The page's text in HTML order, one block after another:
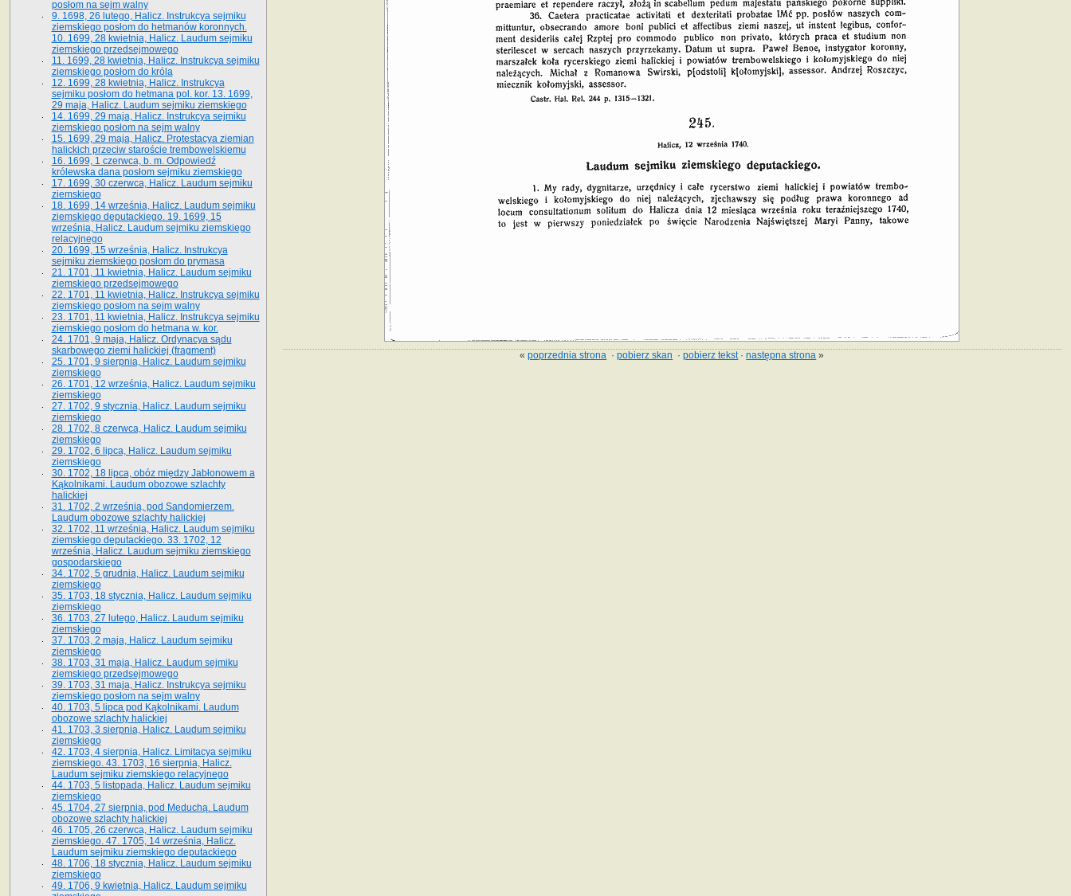
«poprzednia strona ·pobierz skan ·pobierz tekst·następna strona »
posłom na sejm walny
9. 1698, 26 lutego, Halicz. Instrukcya sejmiku
ziemskiego posłom do hetmanów koronnych.
10. 1699, 28 kwietnia, Halicz. Laudum sejmiku
ziemskiego przedsejmowego
11. 1699, 28 kwietnia, Halicz. Instrukcya sejmiku
ziemskiego posłom do króla
12. 1699, 28 kwietnia, Halicz. Instrukcya
sejmiku posłom do hetmana pol. kor. 13. 1699,
29 maja, Halicz. Laudum sejmiku ziemskiego
14. 1699, 29 maja, Halicz. Instrukcya sejmiku
ziemskiego posłom na sejm walny
15. 1699, 29 maja, Halicz. Protestacya ziemian
halickich przeciw staroście trembowelskiemu
16. 1699, 1 czerwca, b. m. Odpowiedź
królewska dana posłom sejmiku ziemskiego
17. 1699, 30 czerwca, Halicz. Laudum sejmiku
ziemskiego
18. 1699, 14 września, Halicz. Laudum sejmiku
ziemskiego deputackiego. 19. 1699, 15
września, Halicz. Laudum sejmiku ziemskiego
relacyjnego
20. 1699, 15 września, Halicz. Instrukcya
sejmiku ziemskiego posłom do prymasa
21. 1701, 11 kwietnia, Halicz. Laudum sejmiku
ziemskiego przedsejmowego
22. 1701, 11 kwietnia, Halicz. Instrukcya sejmiku
ziemskiego posłom na sejm walny
23. 1701, 11 kwietnia, Halicz. Instrukcya sejmiku
ziemskiego posłom do hetmana w. kor.
24. 1701, 9 maja, Halicz. Ordynacya sądu
skarbowego ziemi halickiej (fragment)
25. 1701, 9 sierpnia, Halicz. Laudum sejmiku
ziemskiego
26. 1701, 12 września, Halicz. Laudum sejmiku
ziemskiego
27. 1702, 9 stycznia, Halicz. Laudum sejmiku
ziemskiego
28. 1702, 8 czerwca, Halicz. Laudum sejmiku
ziemskiego
29. 1702, 6 lipca, Halicz. Laudum sejmiku
ziemskiego
30. 1702, 18 lipca, obóz między Jabłonowem a
Kąkolnikami. Laudum obozowe szlachty
halickiej
31. 1702, 2 września, pod Sandomierzem.
Laudum obozowe szlachty halickiej
32. 1702, 11 września, Halicz. Laudum sejmiku
ziemskiego deputackiego. 33. 1702, 12
września, Halicz. Laudum sejmiku ziemskiego
gospodarskiego
34. 1702, 5 grudnia, Halicz. Laudum sejmiku
ziemskiego
35. 1703, 18 stycznia, Halicz. Laudum sejmiku
ziemskiego
36. 1703, 27 lutego, Halicz. Laudum sejmiku
ziemskiego
37. 1703, 2 maja, Halicz. Laudum sejmiku
ziemskiego
38. 1703, 31 maja, Halicz. Laudum sejmiku
ziemskiego przedsejmowego
39. 1703, 31 maja, Halicz. Instrukcya sejmiku
ziemskiego posłom na sejm walny
40. 1703, 5 lipca pod Kąkolnikami. Laudum
obozowe szlachty halickiej
41­. 1703, 3 sierpnia, Halicz. Laudum sejmiku
ziemskiego
42. 1703, 4 sierpnia, Halicz. Limitacya sejmiku
ziemskiego. 43. 1703, 16 sierpnia, Halicz.
Laudum sejmiku ziemskiego relacyjnego
44. 1703, 5 listopada, Halicz. Laudum sejmiku
ziemskiego
45. 1704, 27 sierpnia, pod Meduchą. Laudum
obozowe szlachty halickiej
46. 1705, 26 czerwca, Halicz. Laudum sejmiku
ziemskiego. 47. 1705, 14 września, Halicz.
Laudum sejmiku ziemskiego deputackiego
48. 1706, 18 stycznia, Halicz. Laudum sejmiku
ziemskiego
49. 1706, 9 kwietnia, Halicz. Laudum sejmiku